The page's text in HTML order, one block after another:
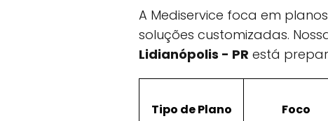
A Mediservice foca em
soluções customizadas.
Lidianópolis - PR está
Tipo de Plano Foco